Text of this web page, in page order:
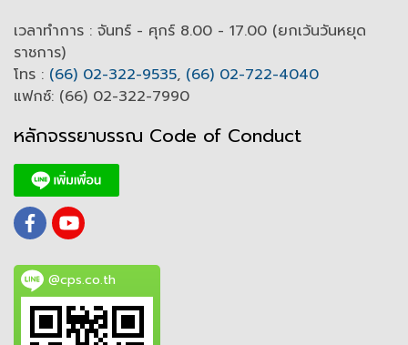
เวลาทำการ : จันทร์ - ศุกร์ 8.00 - 17.00 (ยกเว้นวันหยุด
ราชการ)
โทร : (66) 02-322-9535, (66) 02-722-4040
แฟกซ์: (66) 02-322-7990
หลักจรรยาบรรณ Code of Conduct
@cps.co.th